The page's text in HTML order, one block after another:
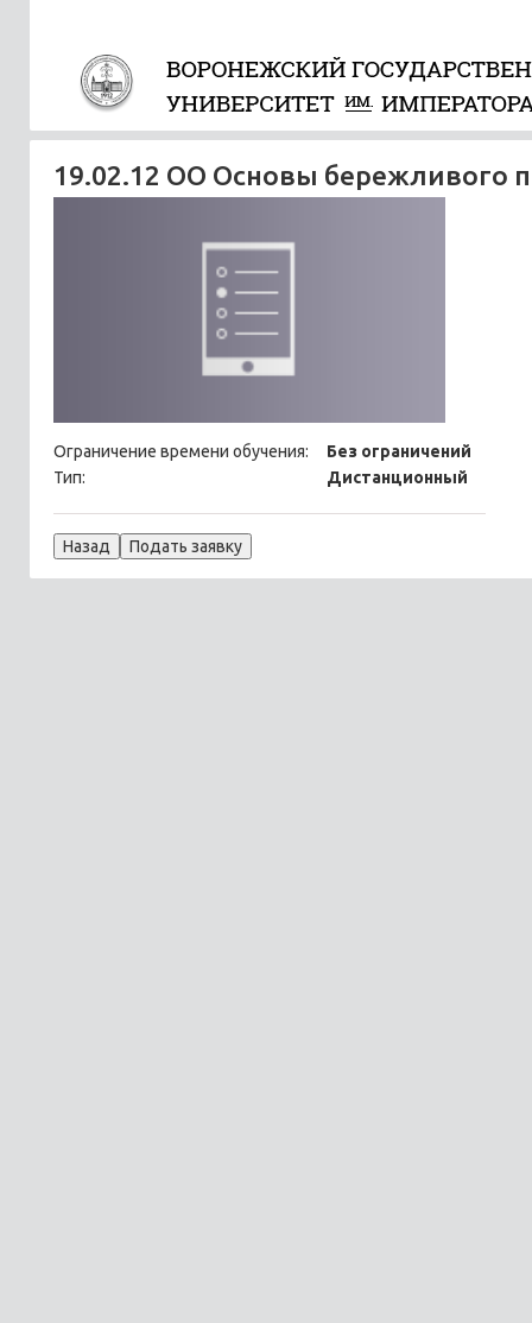
19.02.12 ОО Основы бережливого
Ограничение времени обучения:
Без ограничений
Тип:
Дистанционный